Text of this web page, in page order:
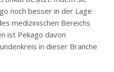
noch besser in der Lage
medizinischen Bereichs
ist Pekago davon
in dieser Branche